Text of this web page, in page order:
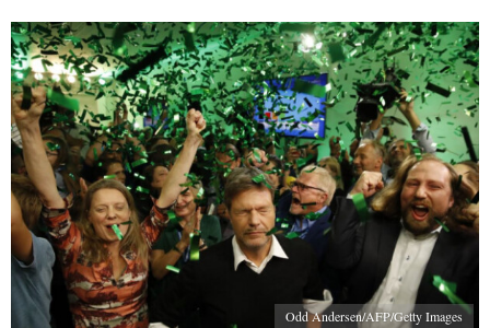
Odd Andersen/AFP/Getty Images